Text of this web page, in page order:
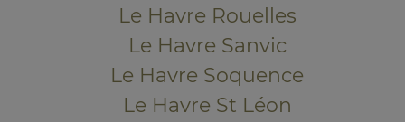
Le Havre Rouelles
Le Havre Sanvic
Le Havre Soquence
Le Havre St Léon